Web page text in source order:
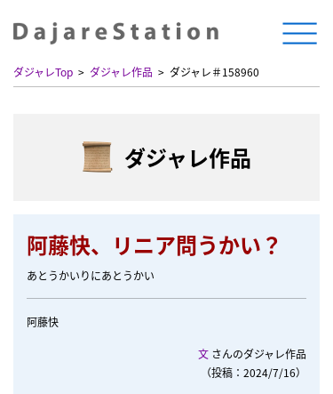
ダジャレTop ダジャレ作品 ダジャレ＃158960
ダジャレ作品
阿藤快、リニア問うかい？
あとうかいりにあとうかい
阿藤快
文 さんのダジャレ作品
（投稿：2024/7/16）